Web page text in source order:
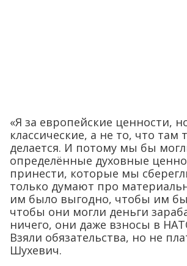
«Я за европейские ценности,
классические, а не то, что там
делается. И потому мы бы
определённые духовные
принести, которые мы
только думают про
им было выгодно, чтобы им
чтобы они могли деньги
ничего, они даже взносы в
Взяли обязательства, но не
Шухевич.